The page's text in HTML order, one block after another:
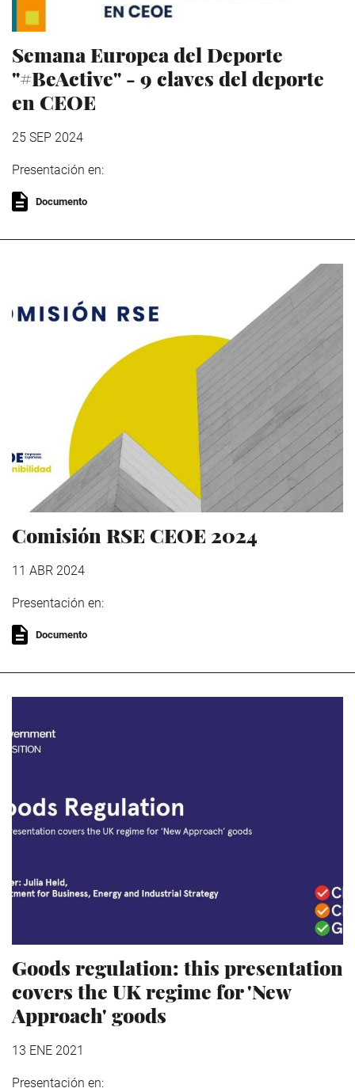
Semana Europea del Deporte
"#BeActive" - 9 claves del deporte
en CEOE
25 SEP 2024
Presentación en:
Documento
Comisión RSE CEOE 2024
11 ABR 2024
Presentación en:
Documento
Goods regulation: this presentation
covers the UK regime for 'New
Approach' goods
13 ENE 2021
Presentación en: